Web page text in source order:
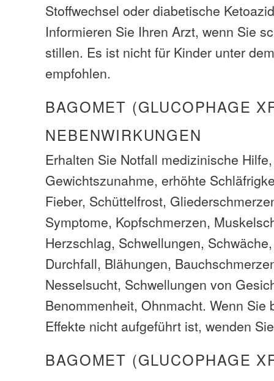
Stoffwechsel oder diabetische
Informieren Sie Ihren Arzt, wenn Sie
stillen. Es ist nicht für Kinder unter
empfohlen.
BAGOMET (GLUCOPHAGE
NEBENWIRKUNGEN
Erhalten Sie Notfall medizinische
Gewichtszunahme, erhöhte
Fieber, Schüttelfrost,
Symptome, Kopfschmerzen,
Herzschlag, Schwellungen,
Durchfall, Blähungen,
Nesselsucht, Schwellungen von
Benommenheit, Ohnmacht. Wenn Sie
Effekte nicht aufgeführt ist, wenden
BAGOMET (GLUCOPHAGE